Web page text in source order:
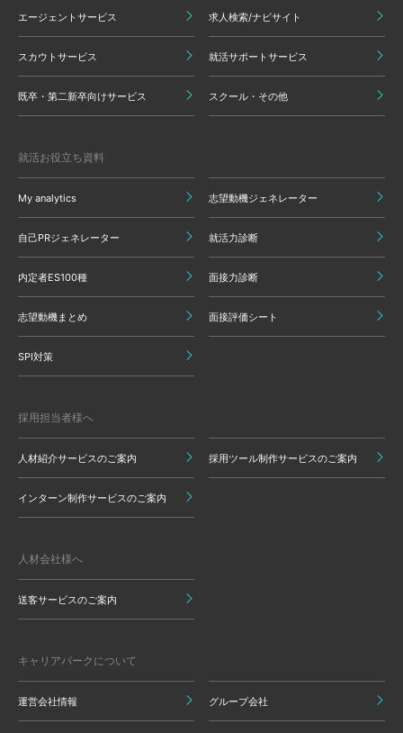
エージェントサービス 求人検索/ナビサイト
スカウトサービス 就活サポートサービス
既卒・第二新卒向けサービス スクール・その他
就活お役立ち資料
My analytics 志望動機ジェネレーター
自己PRジェネレーター 就活力診断
内定者ES100種 面接力診断
志望動機まとめ 面接評価シート
SPI対策
採用担当者様へ
人材紹介サービスのご案内 採用ツール制作サービスのご案内
インターン制作サービスのご案内
人材会社様へ
送客サービスのご案内
キャリアパークについて
運営会社情報 グループ会社